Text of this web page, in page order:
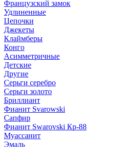
Французский замок
Удлиненные
Цепочки
Джекеты
Клаймберы
Конго
Асимметричные
Детские
Другие
Серьги серебро
Серьги золото
Бриллиант
Фианит Svarowski
Сапфир
Фианит Swarovski Кр-88
Муассанит
Эмаль